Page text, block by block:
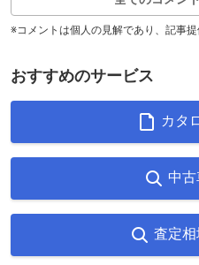
※コメントは個人の見解であり、記事提
おすすめのサービス
カタ
中
査定相